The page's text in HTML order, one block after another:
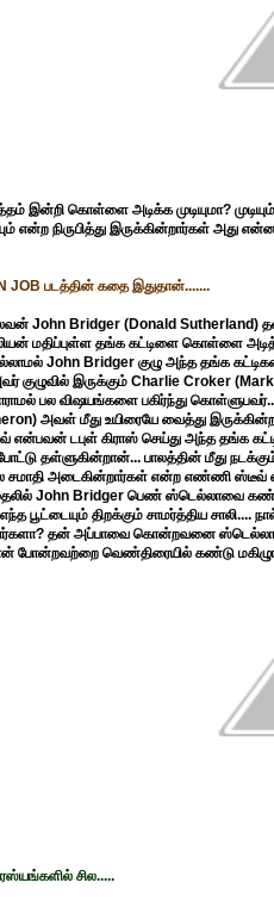
இன்றி கொள்ளை அடிக்க முடியுமா?
என்ற நிருபித்து இருக்கின்றார்கள்
JOB படத்தின் கதை இதுதான்.......
John Bridger (Donald Sutherland)
மதிப்புள்ள தங்க கட்டிளை கொள்ளை
John Bridger குழு அந்த தங்க
குழுவில் இருக்கும் Charlie Croker
பல விஷயங்களை பகிர்ந்து
அவள் மீது உயிரையே வைத்து
என்பவன் டபுள் கிராஸ் செய்து அந்த தங்க
தள்ளுகின்றான்... பாலத்தின் மீது
சமாதி அடைகின்றார்கள் என்ற எண்ணி ஸ்டீவ்
John Bridger பெண் ஸ்டெல்லாவை
எந்த பூட்டையும் திறக்கும் சாமர்த்திய
தன் அப்பாவை கொன்றவனை ஸ்டெல்லா
போன்றவற்றை வெண்திரையில் கண்டு
சில.....